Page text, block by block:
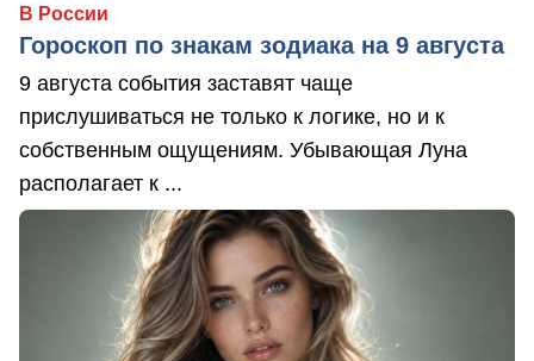
В России
Гороскоп по знакам зодиака на 9 августа
9 августа события заставят чаще
прислушиваться не только к логике, но и к
собственным ощущениям. Убывающая Луна
располагает к ...